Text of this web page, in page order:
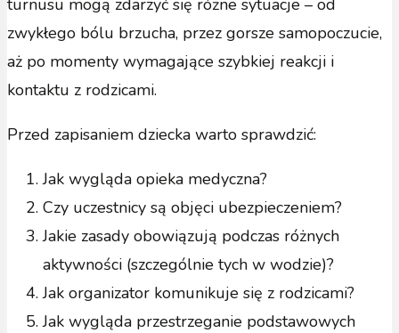
turnusu mogą zdarzyć się różne sytuacje – od
zwykłego bólu brzucha, przez gorsze samopoczucie,
aż po momenty wymagające szybkiej reakcji i
kontaktu z rodzicami.
Przed zapisaniem dziecka warto sprawdzić:
Jak wygląda opieka medyczna?
Czy uczestnicy są objęci ubezpieczeniem?
Jakie zasady obowiązują podczas różnych
aktywności (szczególnie tych w wodzie)?
Jak organizator komunikuje się z rodzicami?
Jak wygląda przestrzeganie podstawowych